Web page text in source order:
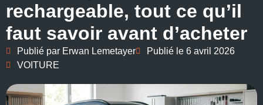
rechargeable, tout ce qu’il
faut savoir avant d’acheter
Publié par Erwan Lemetayer Publié le 6 avril 2026
VOITURE